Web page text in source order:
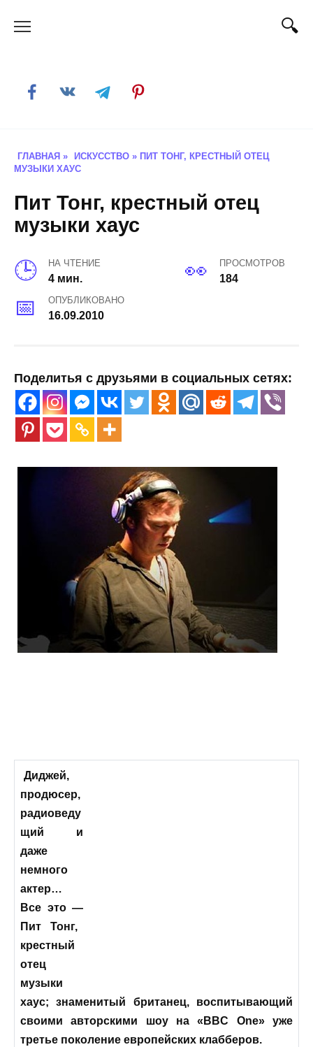
ГЛАВНАЯ » ИСКУССТВО » ПИТ ТОНГ, КРЕСТНЫЙ ОТЕЦ
МУЗЫКИ ХАУС
Пит Тонг, крестный отец
музыки хаус
НА ЧТЕНИЕ
4 мин.
ПРОСМОТРОВ
184
ОПУБЛИКОВАНО
16.09.2010
Поделитья с друзьями в социальных сетях:
Диджей,
продюсер,
радиоведу
щий и
даже
немного
актер…
Все это —
Пит Тонг,
крестный
отец
музыки
хаус; знаменитый британец, воспитывающий
своими авторскими шоу на «BBC One» уже
третье поколение европейских клабберов.